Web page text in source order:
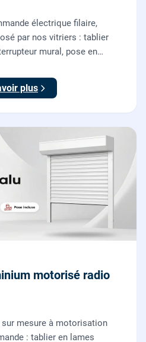
électrique filaire,
par nos vitriers : tablier
mural, pose en
plus
motorisé radio
mesure à motorisation
: tablier en lames